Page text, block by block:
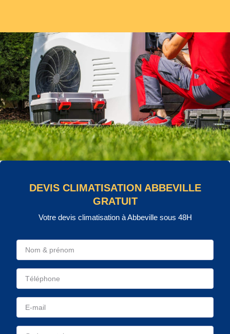
DEVIS CLIMATISATION ABBEVILLE
GRATUIT
Votre devis climatisation à Abbeville sous 48H